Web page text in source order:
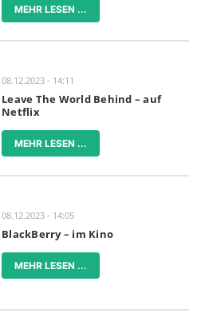
MEHR LESEN ...
08.12.2023 - 14:11
Leave The World Behind – auf
Netflix
MEHR LESEN ...
08.12.2023 - 14:05
BlackBerry – im Kino
MEHR LESEN ...